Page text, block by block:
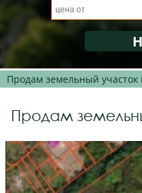
Продам земельный
Продам